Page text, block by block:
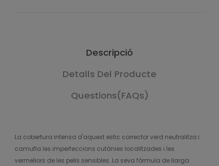
Descripció
Detalls Del Producte
Questions(FAQs)
La cobertura intensa d'aquest estic corrector verd neutralitza i
camufla les imperfeccions cutànies localitzades i les
vermellors de les pells sensibles. La seva fórmula de llarga